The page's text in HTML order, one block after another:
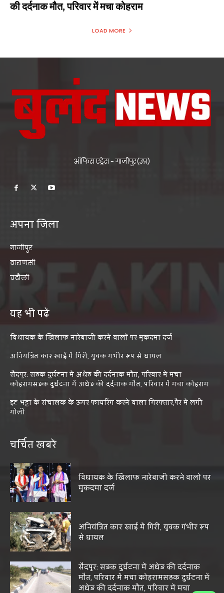
की दर्दनाक मौत, परिवार में मचा कोहराम
LOAD MORE
ऑफिस एड्रेस - गाजीपुर(उप्र)
अपना जिला
गाजीपुर
वाराणसी
चंदौली
यह भी पढ़ें
विधायक के खिलाफ नारेबाजी करने वालों पर मुकदमा दर्ज
अनियंत्रित कार खाई में गिरी, युवक गंभीर रूप से घायल
सैदपुर: सड़क दुर्घटना में अधेड़ की दर्दनाक मौत, परिवार में मचा
कोहरामसड़क दुर्घटना में अधेड़ की दर्दनाक मौत, परिवार में मचा कोहराम
इट भट्टा के संचालक के ऊपर फायरिंग करने वाला गिरफ्तार,पैर में लगी
गोली
चर्चित खबरें
विधायक के खिलाफ नारेबाजी करने वालों पर
मुकदमा दर्ज
अनियंत्रित कार खाई में गिरी, युवक गंभीर रूप
से घायल
सैदपुर: सड़क दुर्घटना में अधेड़ की दर्दनाक
मौत, परिवार में मचा कोहरामसड़क दुर्घटना में
अधेड़ की दर्दनाक मौत, परिवार में मचा